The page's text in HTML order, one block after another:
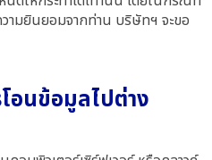
ามยินยอมจากท่าน บริษัทฯ จะขอ
อนข้อมูลไปต่าง